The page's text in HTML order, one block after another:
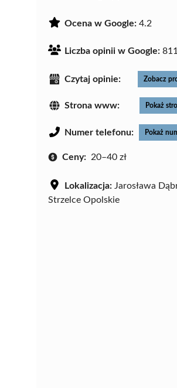
Ocena w Google: 4.2
Liczba opinii w Google: 811
Czytaj opinie: Zobacz
Strona www: Pokaż
Numer telefonu: Pokaż
Ceny: 20–40 zł
Lokalizacja: Jarosława
Strzelce Opolskie